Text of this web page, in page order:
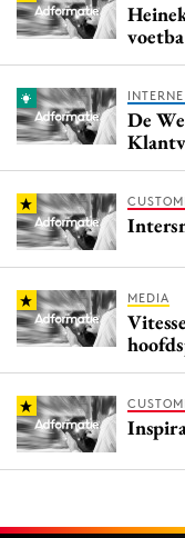
De
MEDIA